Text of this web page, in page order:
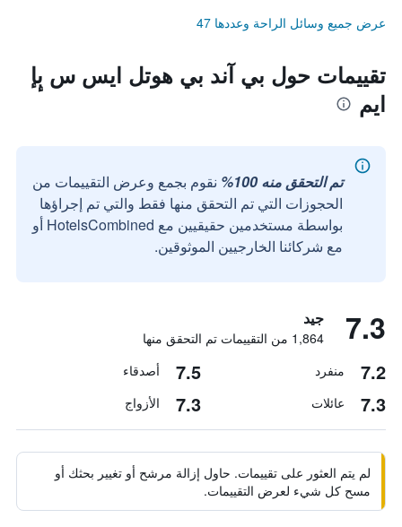
عرض جميع وسائل الراحة وعددها 47
تقييمات حول بي آند بي هوتل ايس س بٕإ
ايم
تم التحقق منه 100%
نقوم بجمع وعرض التقييمات من
الحجوزات التي تم التحقق منها فقط والتي تم إجراؤها
بواسطة مستخدمين حقيقيين مع HotelsCombined أو
مع شركائنا الخارجيين الموثوقين.
7.3 جيد
1,864 من التقييمات تم التحقق منها
7.2 منفرد 7.5 أصدقاء
7.3 عائلات 7.3 الأزواج
لم يتم العثور على تقييمات. حاول إزالة مرشح أو تغيير بحثك أو
مسح كل شيء لعرض التقييمات.